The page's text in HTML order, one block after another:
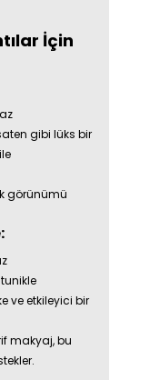
İçin
gibi lüks bir
görünümü
ve etkileyici bir
makyaj, bu